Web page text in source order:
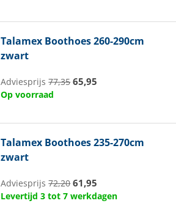
Talamex Boothoes 260-290cm
zwart
Adviesprijs77,35 65,95
Op voorraad
Talamex Boothoes 235-270cm
zwart
Adviesprijs72,20 61,95
Levertijd 3 tot 7 werkdagen